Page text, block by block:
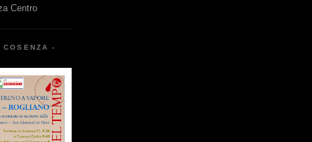
Centro
COSENZA -